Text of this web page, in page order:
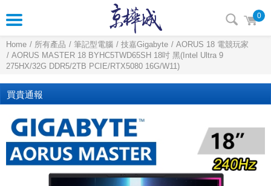
0
Home 所有產品 筆記型電腦 技嘉Gigabyte
AORUS 18 電競玩家
AORUS MASTER 18 BYHC5TWD65SH 18吋 黑(Intel Ultra 9
275HX/32G DDR5/2TB PCIE/RTX5080 16G/W11)
買貴通報